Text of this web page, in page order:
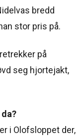
bredd
stor pris på.
på
seg hjortejakt,
i Olofsloppet der,